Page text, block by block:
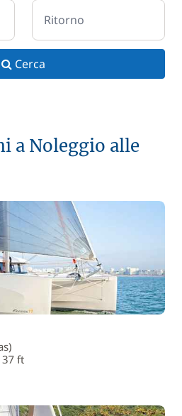
Ritorno
Cerca
a Noleggio alle
37 ft